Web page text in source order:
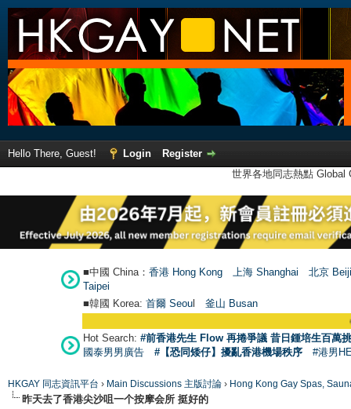
Hello There, Guest! Login
Register
世界各地同志熱點
■中國 China： 香港 Hong Kong 上海 Shanghai
北京
Taipei
■韓國 Korea: 首爾 Seoul 釜山 Busan
【
Hot Search: #前香港先生 Flow 再捲爭議 昔日鍾培生百萬
國泰男男廣告
#【恐同矮仔】擾亂香港機場秩序 #港男
HKGAY 同志資訊平台 › Main Discussions 主版討論 › Hong Kong Gay Spas,
昨天去了香港尖沙咀一个按摩会所 挺好的